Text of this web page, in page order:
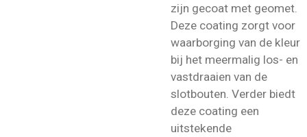
zijn gecoat met geomet.
Deze coating zorgt voor
waarborging van de kleur
bij het meermalig los- en
vastdraaien van de
slotbouten. Verder biedt
deze coating een
uitstekende